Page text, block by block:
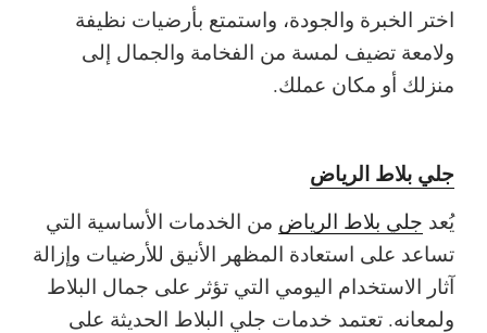
اختر الخبرة والجودة، واستمتع بأرضيات نظيفة
ولامعة تضيف لمسة من الفخامة والجمال إلى
منزلك أو مكان عملك.
جلي بلاط الرياض
يُعد جلي بلاط الرياض من الخدمات الأساسية التي
تساعد على استعادة المظهر الأنيق للأرضيات وإزالة
آثار الاستخدام اليومي التي تؤثر على جمال البلاط
ولمعانه. تعتمد خدمات جلي البلاط الحديثة على